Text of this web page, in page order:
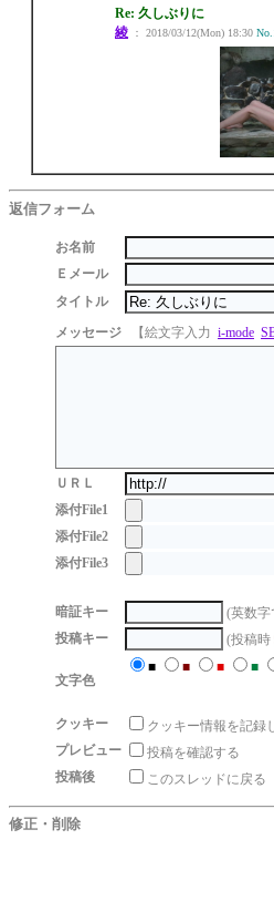
Re: 久しぶりに
綾 ： 2018/03/12(Mon) 18:30
返信フォーム
お名前
Ｅメール
タイトル
メッセージ
【絵文字入力 i-mode
ＵＲＬ
添付File1
添付File2
添付File3
暗証キー
(英数字
投稿キー
(投稿時
文字色
■ ■ ■ ■
クッキー
クッキー情報を記録
プレビュー
投稿を確認する
投稿後
このスレッドに戻る
修正・削除